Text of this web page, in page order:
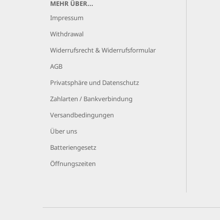
MEHR ÜBER...
Impressum
Withdrawal
Widerrufsrecht & Widerrufsformular
AGB
Privatsphäre und Datenschutz
Zahlarten / Bankverbindung
Versandbedingungen
Über uns
Batteriengesetz
Öffnungszeiten